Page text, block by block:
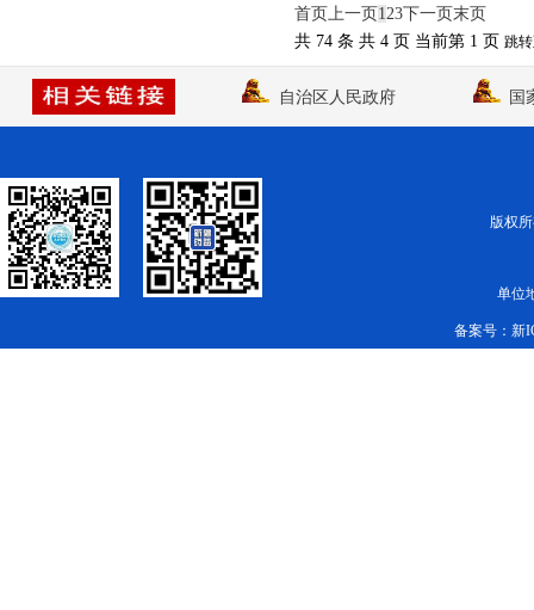
首页上一页123下一页末页
共 74 条 共 4 页 当前第 1 页 跳
自治区人民政府 国
版权
单位
备案号： 新